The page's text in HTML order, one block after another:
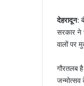
देहरादून:
सरकार ने
वालों पर
गौरतलब